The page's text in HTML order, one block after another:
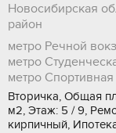
Новосибирская
район
метро Речной
метро
метро Спортивная
Вторичка, Общая
м2, Этаж: 5 / 9,
кирпичный,